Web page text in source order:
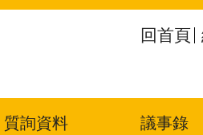
回首頁
質詢資料 議事錄